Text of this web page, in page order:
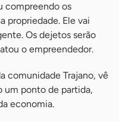
compreendo os
propriedade. Ele vai
Os dejetos serão
o empreendedor.
comunidade Trajano, vê
um ponto de partida,
economia.